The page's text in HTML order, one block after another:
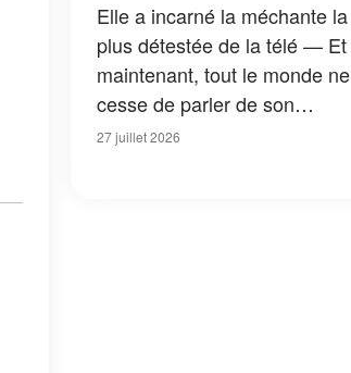
Elle a incarné la méchante la
plus détestée de la télé — Et
maintenant, tout le monde ne
cesse de parler de son
apparition dans la nouvelle
27 juillet 2026